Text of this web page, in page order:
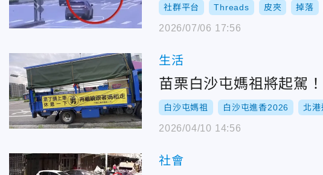
社群平台 Threads 皮夾 掉落
2026/07/06 17:56
生活
苗栗白沙屯媽祖將起駕
白沙屯媽祖 白沙屯進香2026 北港
2026/04/10 14:56
社會